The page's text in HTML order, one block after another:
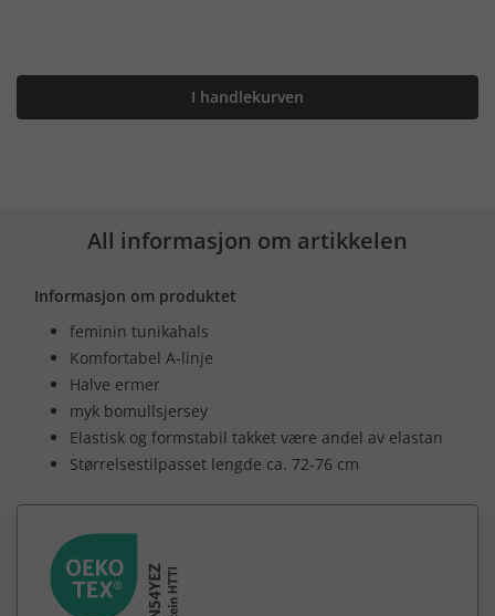
I handlekurven
All informasjon om artikkelen
Informasjon om produktet
feminin tunikahals
Komfortabel A-linje
Halve ermer
myk bomullsjersey
Elastisk og formstabil takket være andel av elastan
Størrelsestilpasset lengde ca. 72-76 cm